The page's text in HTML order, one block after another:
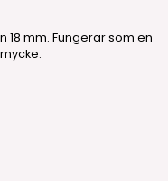
18 mm. Fungerar som en